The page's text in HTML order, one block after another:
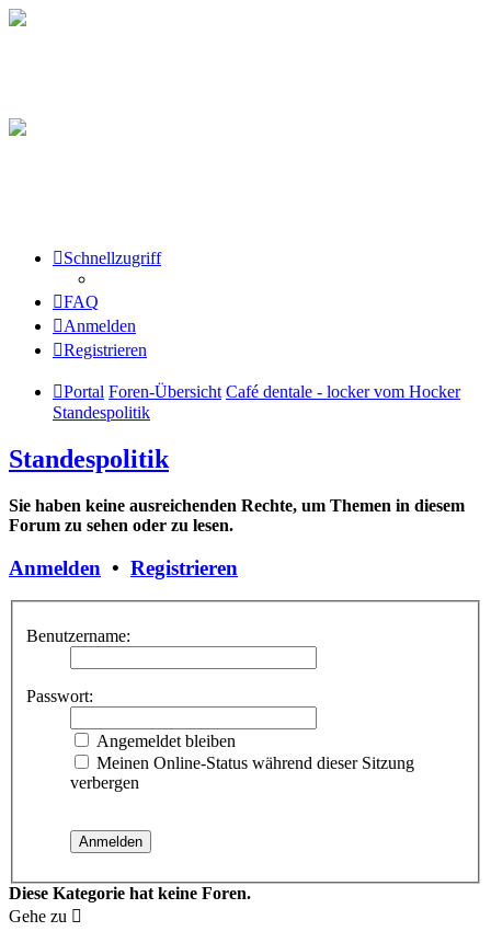
Schnellzugriff
FAQ
Anmelden
Registrieren
Portal Foren-Übersicht Café dentale - locker vom Hocker
Standespolitik
Standespolitik
Sie haben keine ausreichenden Rechte, um Themen in diesem
Forum zu sehen oder zu lesen.
Anmelden • Registrieren
Benutzername:
Passwort:
Angemeldet bleiben
Meinen Online-Status während dieser Sitzung
verbergen
Diese Kategorie hat keine Foren.
Gehe zu